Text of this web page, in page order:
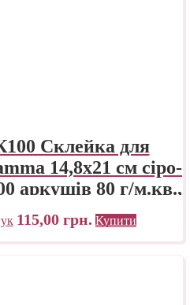
Склейка для
14,8х21 см сіро-
аркушів 80 г/м.кв.,
115,00 грн. Купити